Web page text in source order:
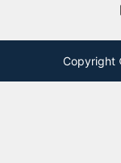
Copyright